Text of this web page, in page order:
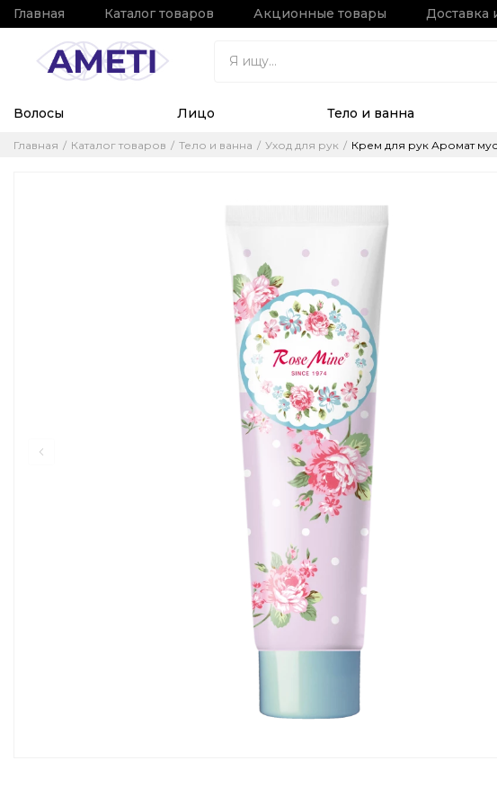
Главная Каталог товаров Акционные товары Доставка
Волосы Лицо Тело и ванна
Главная Каталог товаров Тело и ванна Уход для рук Крем для рук Аромат